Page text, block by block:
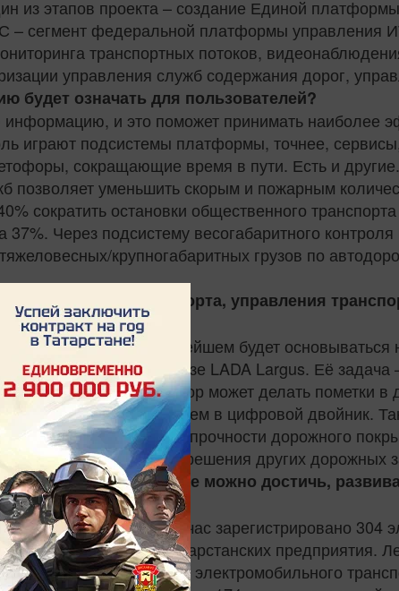
из этапов проекта – создание Единой
– сегмент федеральной платформы управления
транспортных потоков,
управления служб содержания дорог,
будет означать для пользователей?
информацию, и это поможет принимать наиболее
играют подсистемы платформы, точнее,
сокращающие время в пути. Есть и
позволяет уменьшить скорым и пожарным
сократить остановки общественного транспорта
Через подсистему весогабаритного
крупногабаритных грузов по
транспорта, управления
в Татарстане в дальнейшем будет
лабораторию на базе LADA Largus. Её задача
камерами. Оператор может делать пометки
и превращается затем в цифровой двойник.
с проезжей частью, прочности дорожного
паспортизации и решения других дорожных
эффект. Его также можно достичь,
В Татарстане сейчас зарегистрировано 304
занимаются два татарстанских предприятия.
инфраструктуры для электромобильного